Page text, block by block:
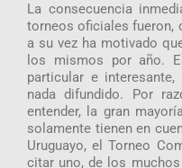
La consecuencia
torneos oficiales fueron,
a su vez ha motivado
los mismos por año.
particular e
nada difundido. Por
entender, la gran
solamente tienen en
Uruguayo, el Torneo
citar uno, de los